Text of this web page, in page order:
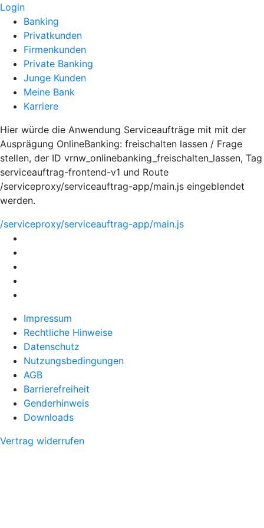
Login
Banking
Privatkunden
Firmenkunden
Private Banking
Junge Kunden
Meine Bank
Karriere
Hier würde die Anwendung Serviceaufträge mit mit der
Ausprägung OnlineBanking: freischalten lassen / Frage
stellen, der ID vrnw_onlinebanking_freischalten_lassen, Tag
serviceauftrag-frontend-v1 und Route
/serviceproxy/serviceauftrag-app/main.js eingeblendet
werden.
/serviceproxy/serviceauftrag-app/main.js
Impressum
Rechtliche Hinweise
Datenschutz
Nutzungsbedingungen
AGB
Barrierefreiheit
Genderhinweis
Downloads
Vertrag widerrufen